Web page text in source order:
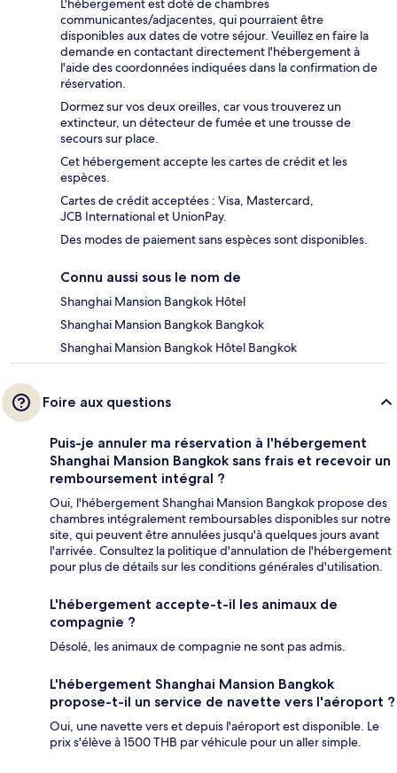
L'hébergement est doté de chambres
communicantes/adjacentes, qui pourraient être
disponibles aux dates de votre séjour. Veuillez en faire la
demande en contactant directement l'hébergement à
l'aide des coordonnées indiquées dans la confirmation de
réservation.
Dormez sur vos deux oreilles, car vous trouverez un
extincteur, un détecteur de fumée et une trousse de
secours sur place.
Cet hébergement accepte les cartes de crédit et les
espèces.
Cartes de crédit acceptées : Visa, Mastercard,
JCB International et UnionPay.
Des modes de paiement sans espèces sont disponibles.
Connu aussi sous le nom de
Shanghai Mansion Bangkok Hôtel
Shanghai Mansion Bangkok Bangkok
Shanghai Mansion Bangkok Hôtel Bangkok
Foire aux questions
Puis-je annuler ma réservation à l'hébergement
Shanghai Mansion Bangkok sans frais et recevoir un
remboursement intégral ?
Oui, l'hébergement Shanghai Mansion Bangkok propose des
chambres intégralement remboursables disponibles sur notre
site, qui peuvent être annulées jusqu'à quelques jours avant
l'arrivée. Consultez la politique d'annulation de l'hébergement
pour plus de détails sur les conditions générales d'utilisation.
L'hébergement accepte-t-il les animaux de
compagnie ?
Désolé, les animaux de compagnie ne sont pas admis.
L'hébergement Shanghai Mansion Bangkok
propose-t-il un service de navette vers l'aéroport ?
Oui, une navette vers et depuis l'aéroport est disponible. Le
prix s'élève à 1500 THB par véhicule pour un aller simple.